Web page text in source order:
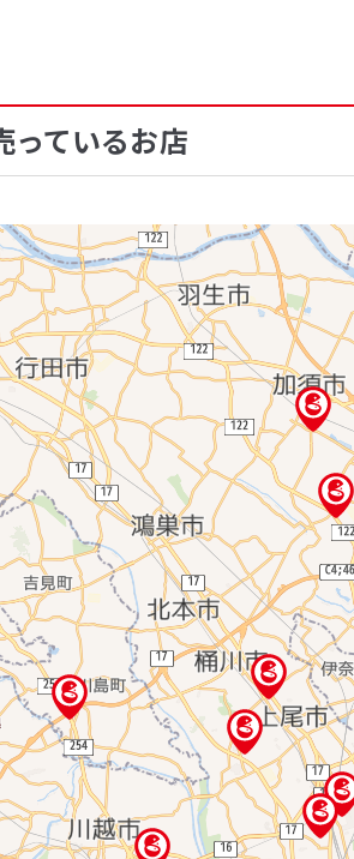
っているお店